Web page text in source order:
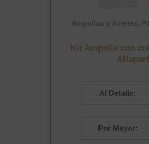
Ampollas y Aceites,
Kit Ampolla con
Alfaparf
Al Detalle:
Por Mayor: